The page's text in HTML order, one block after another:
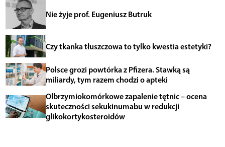
Nie żyje prof. Eugeniusz Butruk
Czy tkanka tłuszczowa to tylko kwestia estetyki?
Polsce grozi powtórka z Pfizera. Stawką są
miliardy, tym razem chodzi o apteki
Olbrzymiokomórkowe zapalenie tętnic – ocena
skuteczności sekukinumabu w redukcji
glikokortykosteroidów